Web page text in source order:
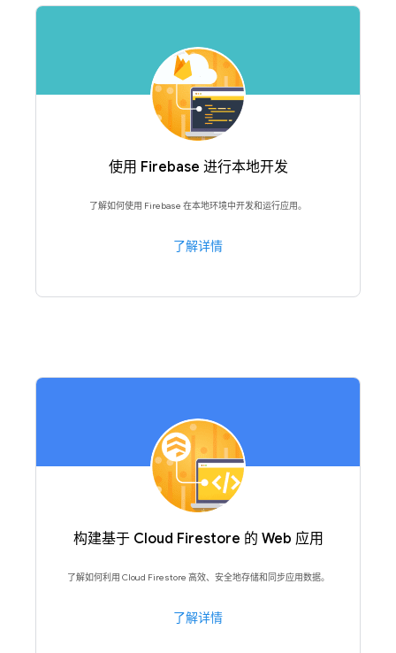
使用 Firebase 进行本地开发
了解如何使用 Firebase 在本地环境中开发和运行应用。
了解详情
构建基于 Cloud Firestore 的 Web 应用
了解如何利用 Cloud Firestore 高效、安全地存储和同步应用数据。
了解详情